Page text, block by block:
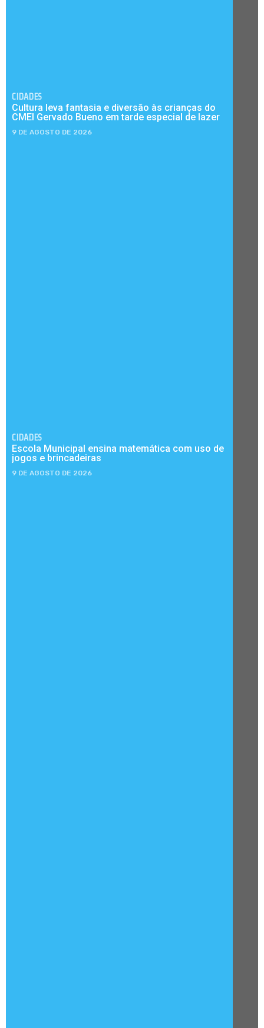
CIDADES
Cultura leva fantasia e diversão às crianças do
CMEI Gervado Bueno em tarde especial de lazer
9 DE AGOSTO DE 2026
CIDADES
Escola Municipal ensina matemática com uso de
jogos e brincadeiras
9 DE AGOSTO DE 2026